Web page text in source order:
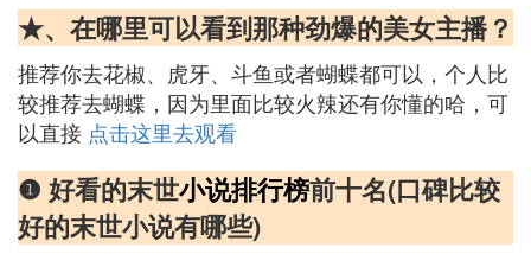
★、在哪里可以看到那种劲爆的美女主播？
推荐你去花椒、虎牙、斗鱼或者蝴蝶都可以，个人比
较推荐去蝴蝶，因为里面比较火辣还有你懂的哈，可
以直接 点击这里去观看
❶ 好看的末世小说排行榜前十名(口碑比较
好的末世小说有哪些)